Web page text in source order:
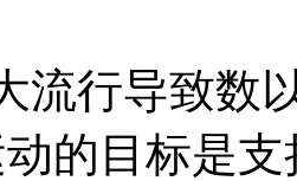
流行导致数
的目标是